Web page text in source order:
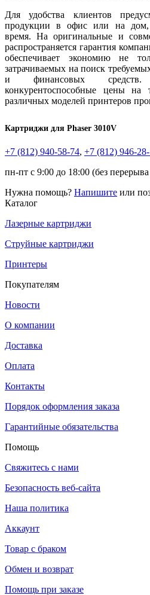
Для удобства клиентов
продукции в офис или на дом,
время. На оригинальные и
распространяется гарантия
обеспечивает экономию не
затрачиваемых на поиск
и финансовых
конкурентоспособные цены
различных моделей принтеров
Картриджи для Phaser 3010V
+7 (812) 940-58-74, +7 (812) 946-
пн-пт с 9:00 до 18:00 (без
Нужна помощь? Напишите или
Каталог
Лазерные картриджи
Струйные картриджи
Принтеры
Покупателям
Новости
О компании
Доставка
Оплата
Контакты
Порядок оформления заказа
Гарантийные обязательства
Помощь
Свяжитесь с нами
Безопасность веб-сайта
Наша политика
Аккаунт
Товар с браком
Обмен и возврат
Помощь при заказе